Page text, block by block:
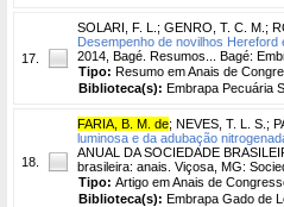
17.
SOLARI, F. L. ; GENRO, T. C. M. ;
Desempenho de novilhos Hereford
2014, Bagé. Resumos... Bagé:
Tipo: Resumo em Anais de
Biblioteca(s): Embrapa Pecuária
18.
FARIA, B. M. de; NEVES, T. L. S. ;
luminosa e da adubação
ANUAL DA SOCIEDADE
brasileira: anais. Viçosa, MG:
Tipo: Artigo em Anais de
Biblioteca(s): Embrapa Gado de